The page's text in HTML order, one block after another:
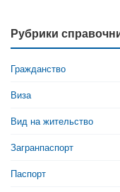
Рубрики
Гражданство
Виза
Вид на жительство
Загранпаспорт
Паспорт